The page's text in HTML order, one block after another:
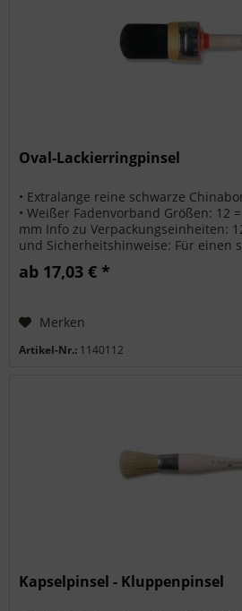
Oval-Lackierringpinsel
• Extralange reine schwarze
• Weißer Fadenvorband Größen: 12
mm Info zu Verpackungseinheiten:
und Sicherheitshinweise: Für einen
ab 17,03 € *
Merken
Artikel-Nr.: 1140112
Kapselpinsel - Kluppenpinsel